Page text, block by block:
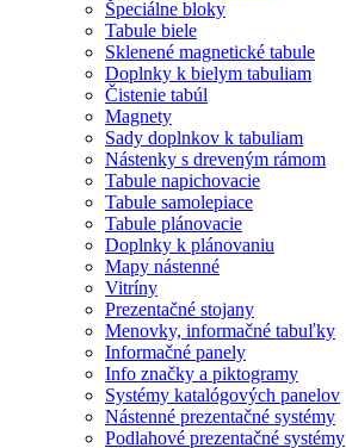
Špeciálne bloky
Tabule biele
Sklenené magnetické tabule
Doplnky k bielym tabuliam
Čistenie tabúl
Magnety
Sady doplnkov k tabuliam
Nástenky s dreveným rámom
Tabule napichovacie
Tabule samolepiace
Tabule plánovacie
Doplnky k plánovaniu
Mapy nástenné
Vitríny
Prezentačné stojany
Menovky, informačné tabuľky
Informačné panely
Info značky a piktogramy
Systémy katalógových panelov
Nástenné prezentačné systémy
Podlahové prezentačné systémy